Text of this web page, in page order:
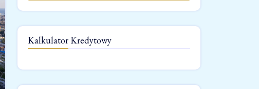
Kalkulator Kredytowy